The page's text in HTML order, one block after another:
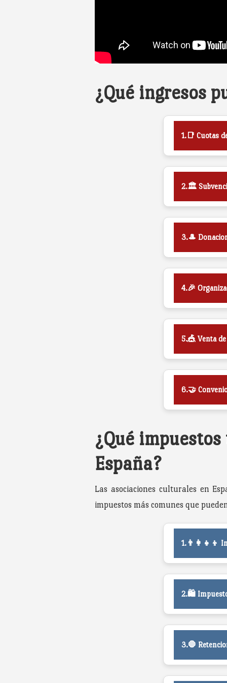
¿Qué ingresos
1.📑 Cuotas
2.🏛️
3.🎩
4.🎉
5.🎪 Venta
6.🤝
¿Qué
España?
Las asociaciones culturales en
impuestos más comunes que
1.👨‍👩‍👧‍👦
2.🛍️
3.🛑